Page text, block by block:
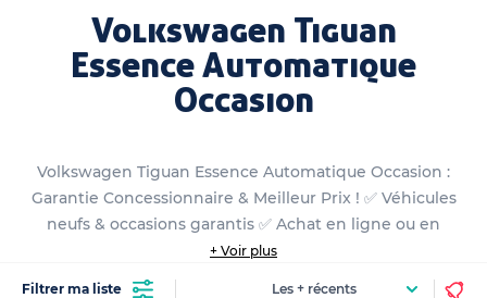
Volkswagen Tiguan
Essence Automatique
Occasion
Volkswagen Tiguan Essence Automatique Occasion :
Garantie Concessionnaire & Meilleur Prix ! ✅ Véhicules
neufs & occasions garantis ✅ Achat en ligne ou en
concession
+ Voir plus
Filtrer ma liste